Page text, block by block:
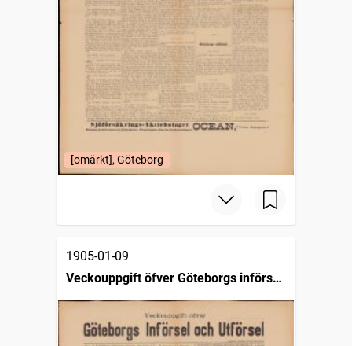
[omärkt], Göteborg
1905-01-09
Veckouppgift öfver Göteborgs införsel
och utförsel